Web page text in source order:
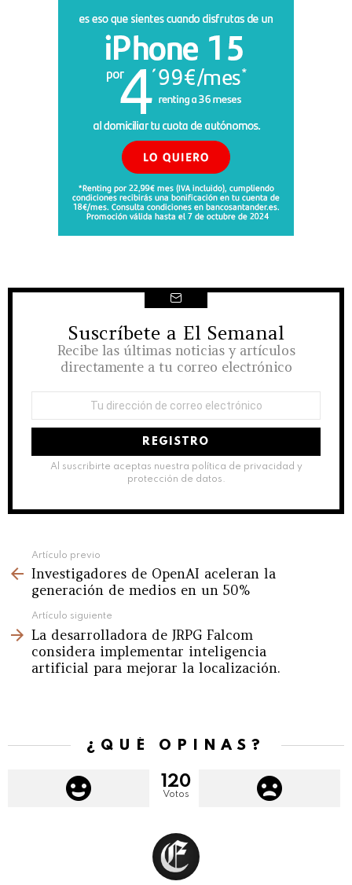
NEWSLETTER
Suscríbete a El Semanal
Recibe las últimas noticias y artículos
directamente a tu correo electrónico
correo
Al suscribirte aceptas nuestra política de privacidad y
protección de datos.
more
Artículo previo
Investigadores de OpenAI aceleran la
generación de medios en un 50%
Artículo siguiente
La desarrolladora de JRPG Falcom
considera implementar inteligencia
artificial para mejorar la localización.
¿QUÉ OPINAS?
120
Votos